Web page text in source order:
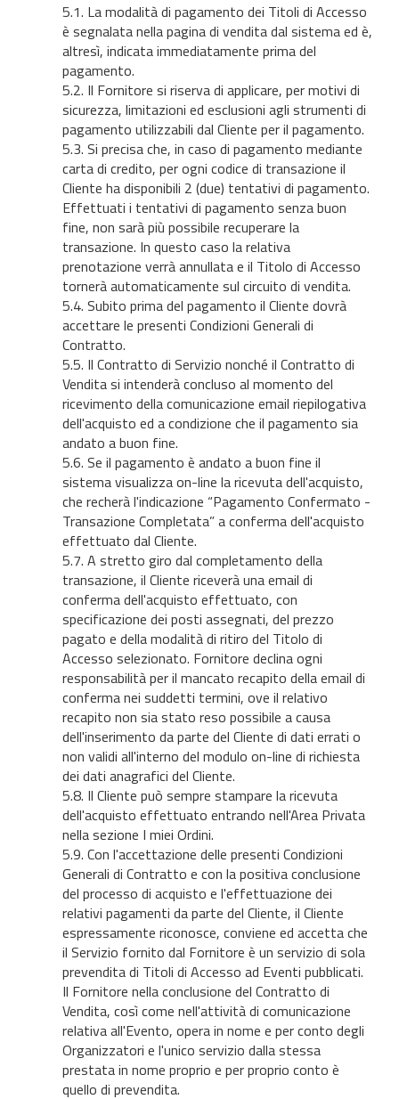
5.1. La modalità di pagamento dei Titoli di Accesso
è segnalata nella pagina di vendita dal sistema ed è,
altresì, indicata immediatamente prima del
pagamento.
5.2. Il Fornitore si riserva di applicare, per motivi di
sicurezza, limitazioni ed esclusioni agli strumenti di
pagamento utilizzabili dal Cliente per il pagamento.
5.3. Si precisa che, in caso di pagamento mediante
carta di credito, per ogni codice di transazione il
Cliente ha disponibili 2 (due) tentativi di pagamento.
Effettuati i tentativi di pagamento senza buon
fine, non sarà più possibile recuperare la
transazione. In questo caso la relativa
prenotazione verrà annullata e il Titolo di Accesso
tornerà automaticamente sul circuito di vendita.
5.4. Subito prima del pagamento il Cliente dovrà
accettare le presenti Condizioni Generali di
Contratto.
5.5. Il Contratto di Servizio nonché il Contratto di
Vendita si intenderà concluso al momento del
ricevimento della comunicazione email riepilogativa
dell'acquisto ed a condizione che il pagamento sia
andato a buon fine.
5.6. Se il pagamento è andato a buon fine il
sistema visualizza on-line la ricevuta dell'acquisto,
che recherà l'indicazione “Pagamento Confermato -
Transazione Completata” a conferma dell'acquisto
effettuato dal Cliente.
5.7. A stretto giro dal completamento della
transazione, il Cliente riceverà una email di
conferma dell'acquisto effettuato, con
specificazione dei posti assegnati, del prezzo
pagato e della modalità di ritiro del Titolo di
Accesso selezionato. Fornitore declina ogni
responsabilità per il mancato recapito della email di
conferma nei suddetti termini, ove il relativo
recapito non sia stato reso possibile a causa
dell'inserimento da parte del Cliente di dati errati o
non validi all'interno del modulo on-line di richiesta
dei dati anagrafici del Cliente.
5.8. Il Cliente può sempre stampare la ricevuta
dell'acquisto effettuato entrando nell'Area Privata
nella sezione I miei Ordini.
5.9. Con l'accettazione delle presenti Condizioni
Generali di Contratto e con la positiva conclusione
del processo di acquisto e l'effettuazione dei
relativi pagamenti da parte del Cliente, il Cliente
espressamente riconosce, conviene ed accetta che
il Servizio fornito dal Fornitore è un servizio di sola
prevendita di Titoli di Accesso ad Eventi pubblicati.
Il Fornitore nella conclusione del Contratto di
Vendita, così come nell'attività di comunicazione
relativa all'Evento, opera in nome e per conto degli
Organizzatori e l'unico servizio dalla stessa
prestata in nome proprio e per proprio conto è
quello di prevendita.